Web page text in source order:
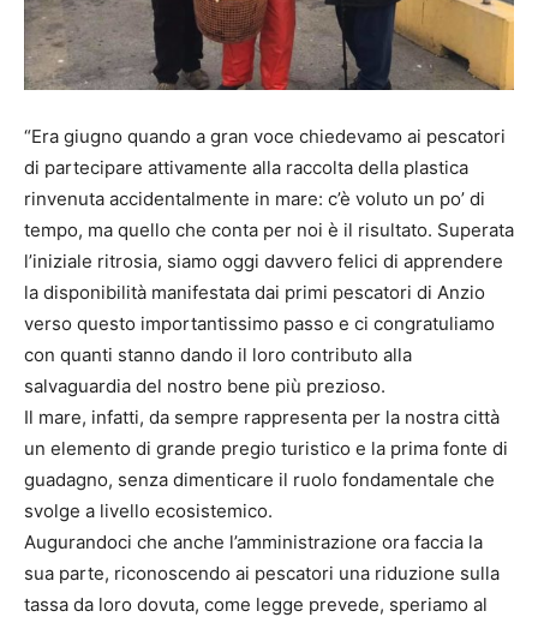
“Era giugno quando a gran voce chiedevamo ai pescatori
di partecipare attivamente alla raccolta della plastica
rinvenuta accidentalmente in mare: c’è voluto un po’ di
tempo, ma quello che conta per noi è il risultato. Superata
l’iniziale ritrosia, siamo oggi davvero felici di apprendere
la disponibilità manifestata dai primi pescatori di Anzio
verso questo importantissimo passo e ci congratuliamo
con quanti stanno dando il loro contributo alla
salvaguardia del nostro bene più prezioso.
Il mare, infatti, da sempre rappresenta per la nostra città
un elemento di grande pregio turistico e la prima fonte di
guadagno, senza dimenticare il ruolo fondamentale che
svolge a livello ecosistemico.
Augurandoci che anche l’amministrazione ora faccia la
sua parte, riconoscendo ai pescatori una riduzione sulla
tassa da loro dovuta, come legge prevede, speriamo al